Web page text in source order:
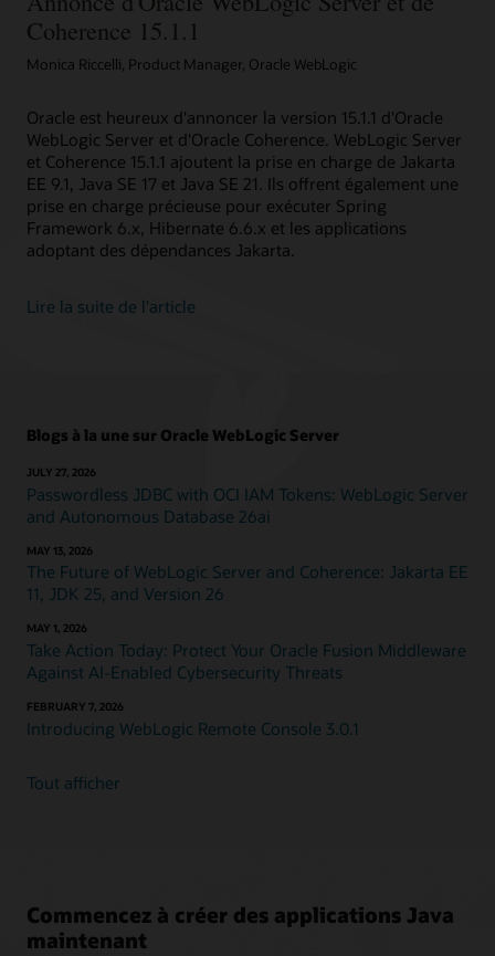
Coherence 15.1.1
Monica Riccelli, Product Manager, Oracle WebLogic
Oracle est heureux d'annoncer la version 15.1.1 d'Oracle
WebLogic Server et d'Oracle Coherence. WebLogic Server
et Coherence 15.1.1 ajoutent la prise en charge de Jakarta
EE 9.1, Java SE 17 et Java SE 21. Ils offrent également une
prise en charge précieuse pour exécuter Spring
Framework 6.x, Hibernate 6.6.x et les applications
adoptant des dépendances Jakarta.
Lire la suite de l'article
Blogs à la une sur Oracle WebLogic Server
JULY 27, 2026
Passwordless JDBC with OCI IAM Tokens: WebLogic Server
and Autonomous Database 26ai
MAY 13, 2026
The Future of WebLogic Server and Coherence: Jakarta EE
11, JDK 25, and Version 26
MAY 1, 2026
Take Action Today: Protect Your Oracle Fusion Middleware
Against AI-Enabled Cybersecurity Threats
FEBRUARY 7, 2026
Introducing WebLogic Remote Console 3.0.1
Tout afficher
Commencez à créer des applications Java
maintenant